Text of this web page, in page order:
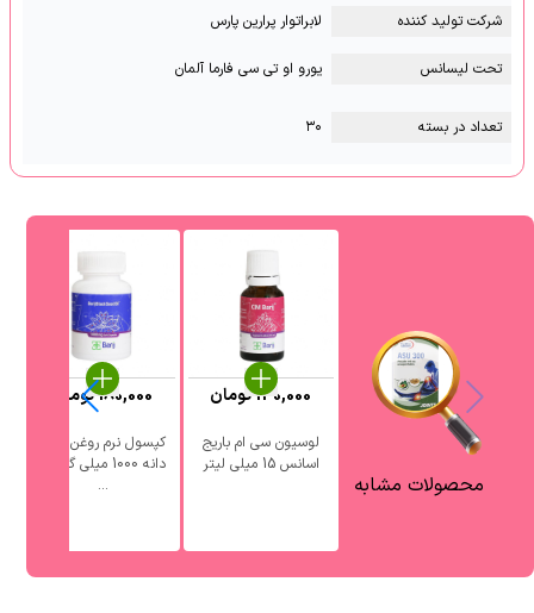
شرکت تولید کننده لابراتوار پرارین پارس
تحت لیسانس یورو او تی سی فارما آلمان
تعداد در بسته ۳۰
محصولات مشابه
لوسیون سی ام باریج
اسانس 15 میلی لیتر
130,000تومان
کپسول نرم روغن سیاه
دانه 1000 میلی گرم ب
...
180,000تومان